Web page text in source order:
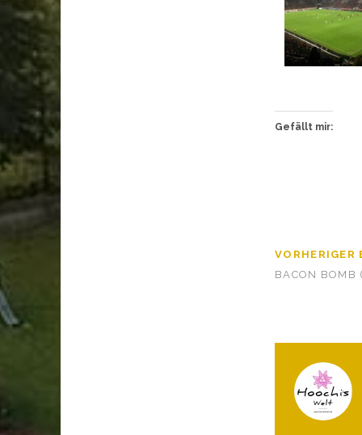
Gefällt mir:
VORHERIGER
BACON BOMB